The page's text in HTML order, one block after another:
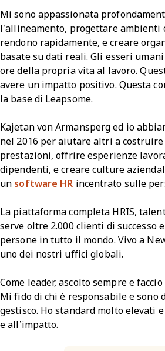
Mi sono appassionata
l’allineamento, progettare ambienti
rendono rapidamente, e creare
basate su dati reali. Gli esseri umani
ore della propria vita al lavoro.
avere un impatto positivo. Questa
la base di Leapsome.
Kajetan von Armansperg ed io
nel 2016 per aiutare altri a costruire
prestazioni, offrire esperienze
dipendenti, e creare culture
un software HR incentrato sulle
La piattaforma completa HRIS,
serve oltre 2.000 clienti di successo
persone in tutto il mondo. Vivo a
uno dei nostri uffici globali.
Come leader, ascolto sempre e
Mi fido di chi è responsabile e sono
gestisco. Ho standard molto elevati
e all’impatto.